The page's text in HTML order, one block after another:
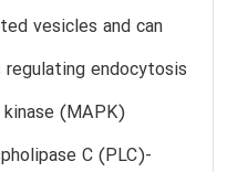
vesicles and can
endocytosis
(MAPK)
C (PLC)-